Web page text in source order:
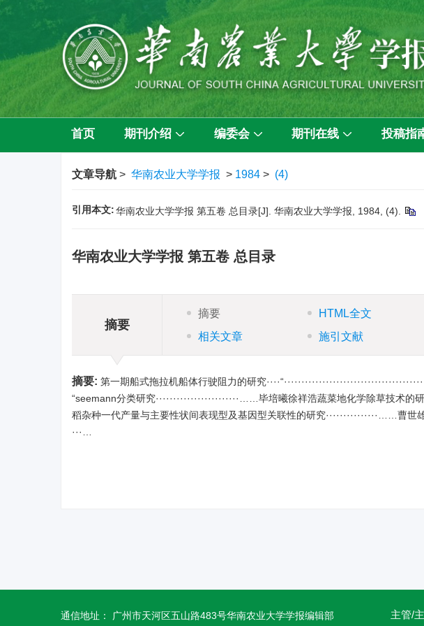
首页 期刊介绍 编委会 期刊在线 投稿指
文章导航 > 华南农业大学学报 > 1984 > (4)
引用本文:华南农业大学学报 第五卷 总目录[J]. 华南农业大学学报, 1984, (4).
华南农业大学学报 第五卷 总目录
摘要
摘要 HTML全文
相关文章
施引文献
摘要: 第一期船式拖拉机船体行驶阻力的研究
“seemann分类研究························……毕培曦徐祥浩蔬菜地化学除草技术的
稻杂种一代产量与主要性状间表现型及基因型关联性的研究···············……曹
···…
通信地址： 广州市天河区五山路483号华南农业大学学报编辑部
主管/